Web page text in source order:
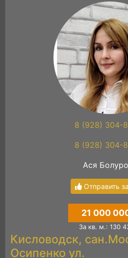
8 (928) 304-
8 (928) 304-
Ася
Отправить
21 000
За кв. м.: 130
Кисловодск,
Осипенко ул.